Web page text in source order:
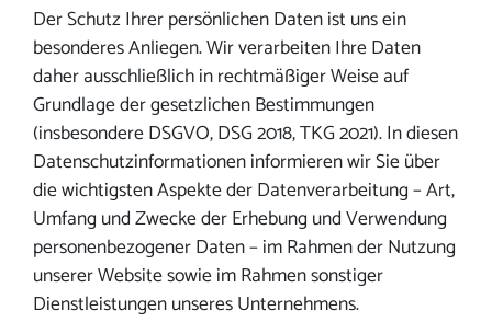
Der Schutz Ihrer persönlichen Daten ist uns ein
besonderes Anliegen. Wir verarbeiten Ihre Daten
daher ausschließlich in rechtmäßiger Weise auf
Grundlage der gesetzlichen Bestimmungen
(insbesondere DSGVO, DSG 2018, TKG 2021). In diesen
Datenschutzinformationen informieren wir Sie über
die wichtigsten Aspekte der Datenverarbeitung – Art,
Umfang und Zwecke der Erhebung und Verwendung
personenbezogener Daten – im Rahmen der Nutzung
unserer Website sowie im Rahmen sonstiger
Dienstleistungen unseres Unternehmens.